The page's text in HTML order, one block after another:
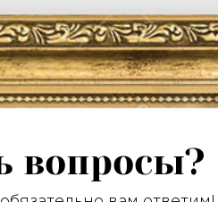
вопросы?